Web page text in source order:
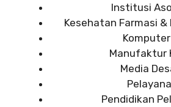
Institusi
Kesehatan Farmasi
Manufaktur
Media
Pendidikan